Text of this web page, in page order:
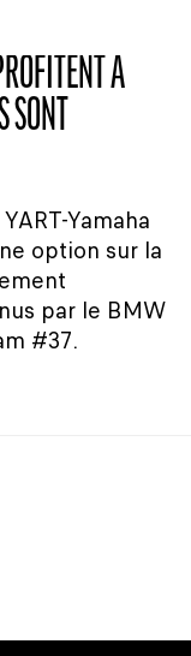
À
SONT
Yamaha
option sur la
par le BMW
#37.